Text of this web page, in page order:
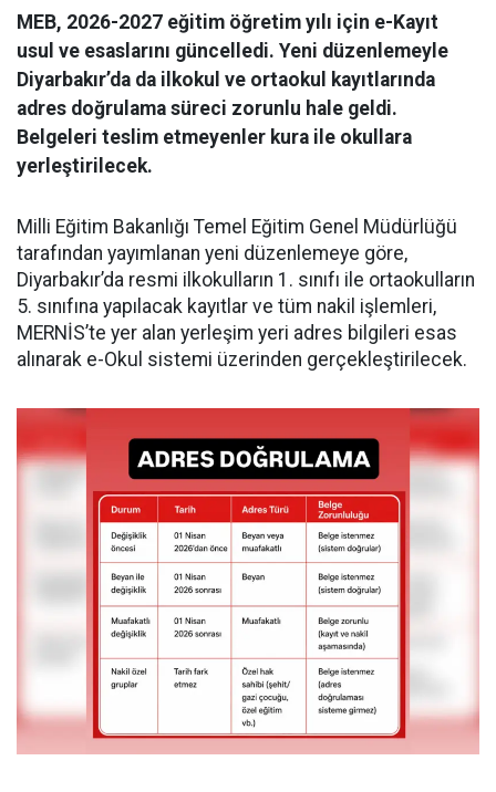
MEB, 2026-2027 eğitim öğretim yılı için e-Kayıt
usul ve esaslarını güncelledi. Yeni düzenlemeyle
Diyarbakır’da da ilkokul ve ortaokul kayıtlarında
adres doğrulama süreci zorunlu hale geldi.
Belgeleri teslim etmeyenler kura ile okullara
yerleştirilecek.
Milli Eğitim Bakanlığı Temel Eğitim Genel Müdürlüğü
tarafından yayımlanan yeni düzenlemeye göre,
Diyarbakır’da resmi ilkokulların 1. sınıfı ile ortaokulların
5. sınıfına yapılacak kayıtlar ve tüm nakil işlemleri,
MERNİS’te yer alan yerleşim yeri adres bilgileri esas
alınarak e-Okul sistemi üzerinden gerçekleştirilecek.